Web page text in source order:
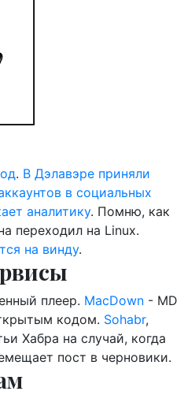
. В Дэлавэре приняли
в социальных
аналитику. Помню, как
переходил на Linux.
на винду.
плеер. MacDown - MD
кодом. Sohabr,
Хабра на случай, когда
пост в черновики.